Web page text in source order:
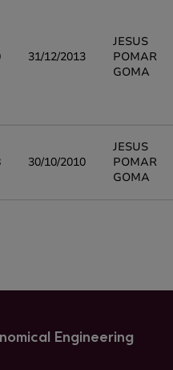
31/12/2013
JESUS
POMAR
GOMA
30/10/2010
JESUS
POMAR
GOMA
Engineering